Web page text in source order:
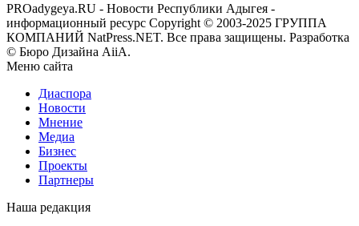
PROadygeya.RU - Новости Республики Адыгея -
информационный ресурс Copyright © 2003-2025 ГРУППА
КОМПАНИЙ NatPress.NET. Все права защищены. Разработка
© Бюро Дизайна AiiA.
Меню сайта
Диаспора
Новости
Мнение
Медиа
Бизнес
Проекты
Партнеры
Наша редакция